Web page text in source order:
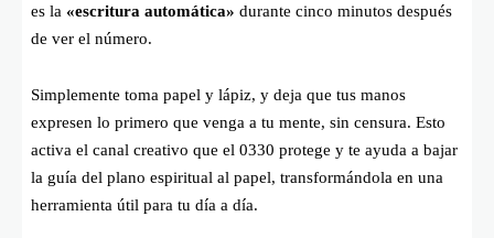
es la «escritura automática» durante cinco minutos después
de ver el número.
Simplemente toma papel y lápiz, y deja que tus manos
expresen lo primero que venga a tu mente, sin censura. Esto
activa el canal creativo que el 0330 protege y te ayuda a bajar
la guía del plano espiritual al papel, transformándola en una
herramienta útil para tu día a día.